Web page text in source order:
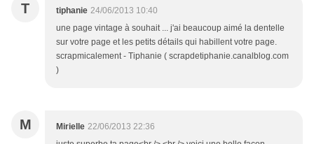
T tiphanie 24/06/2013 10:40
une page vintage à souhait ... j'ai beaucoup aimé la dentelle
sur votre page et les petits détails qui habillent votre page.
scrapmicalement - Tiphanie ( scrapdetiphanie.canalblog.com
)
M Mirielle 22/06/2013 22:36